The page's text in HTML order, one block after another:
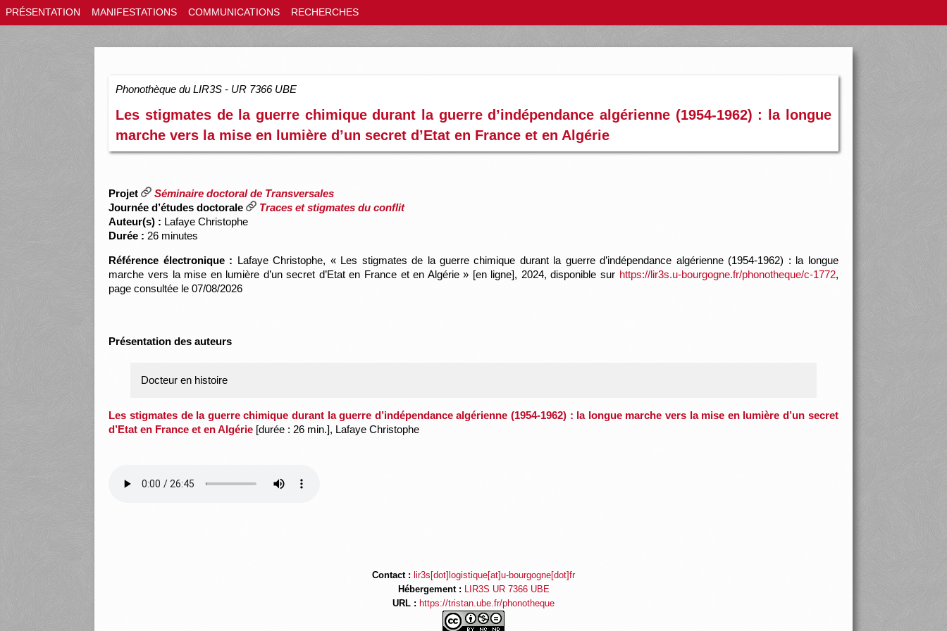
PRÉSENTATION MANIFESTATIONS COMMUNICATIONS RECHERCHES
Phonothèque du LIR3S - UR 7366 UBE
Les stigmates de la guerre chimique durant la guerre d’indépendance algérienne (1954-1962) : la longue
marche vers la mise en lumière d’un secret d’Etat en France et en Algérie
Projet
Séminaire doctoral de Transversales
Journée d’études doctorale
Traces et stigmates du conflit
Auteur(s) : Lafaye Christophe
Durée : 26 minutes
Référence électronique : Lafaye Christophe, « Les stigmates de la guerre chimique durant la guerre d’indépendance algérienne (1954-1962) : la longue
marche vers la mise en lumière d’un secret d’Etat en France et en Algérie » [en ligne], 2024, disponible sur https://lir3s.u-bourgogne.fr/phonotheque/c-1772,
page consultée le 07/08/2026
Présentation des auteurs
Docteur en histoire
Les stigmates de la guerre chimique durant la guerre d’indépendance algérienne (1954-1962) : la longue marche vers la mise en lumière d’un secret
d’Etat en France et en Algérie [durée : 26 min.], Lafaye Christophe
Contact : lir3s[dot]logistique[at]u-bourgogne[dot]fr
Hébergement :
LIR3S UR 7366 UBE
URL : https://tristan.ube.fr/phonotheque